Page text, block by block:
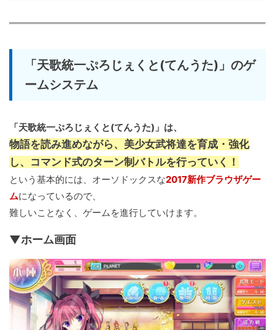
「天歌統一ぷろじぇくと(てんうた)」のゲ
ームシステム
「天歌統一ぷろじぇくと(てんうた)」は、
物語を読み進めながら、美少女武将達を育成・強化
し、コマンド式のターン制バトルを行っていく！
という基本的には、オーソドックスな2017新作ブラウザゲー
ムになっているので、
難しいことなく、ゲームを進行していけます。
▼ホーム画面